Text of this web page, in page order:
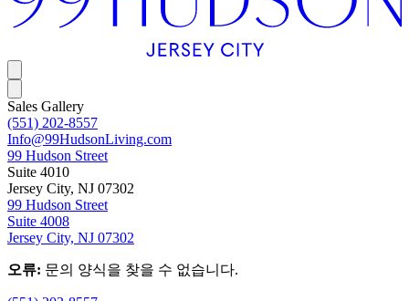
Sales Gallery
(551) 202-8557
Info@99HudsonLiving.com
99 Hudson Street
Suite 4010
Jersey City, NJ 07302
99 Hudson Street
Suite 4008
Jersey City, NJ 07302
오류: 문의 양식을 찾을 수 없습니다.